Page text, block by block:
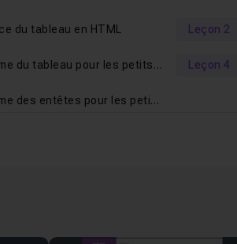
du tableau en HTML Leçon 2
Mise en forme du tableau pour les petits écrans Leçon 4
Mise en forme des entêtes pour les petits écrans